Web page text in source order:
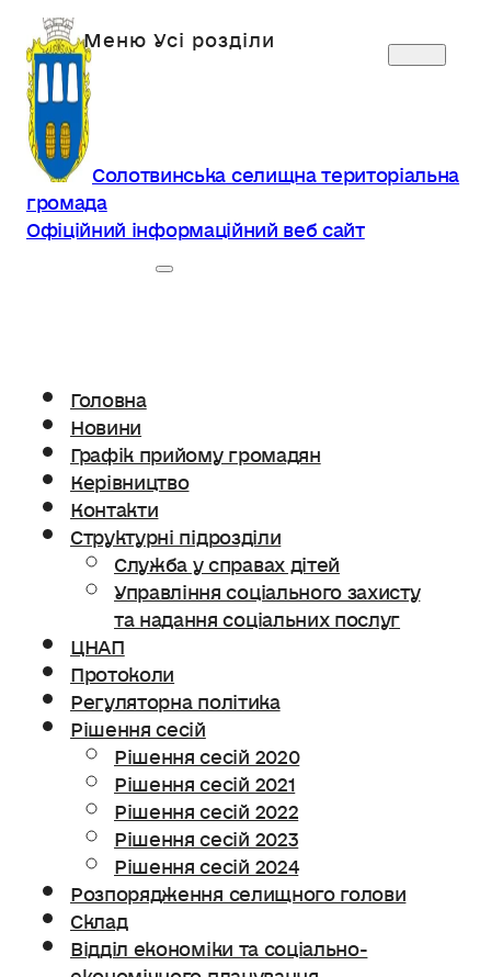
Солотвинська селищна територіальна
громада
Офіційний інформаційний веб сайт
Головна
Новини
Графік прийому громадян
Керівництво
Контакти
Структурні підрозділи
Служба у справах дітей
Управління соціального захисту
та надання соціальних послуг
ЦНАП
Протоколи
Регуляторна політика
Рішення сесій
Рішення сесій 2020
Рішення сесій 2021
Рішення сесій 2022
Рішення сесій 2023
Рішення сесій 2024
Розпорядження селищного голови
Склад
Відділ економіки та соціально-